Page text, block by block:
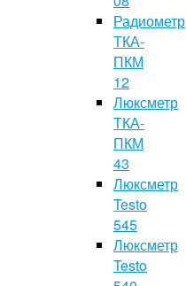
Радиометр
ТКА-
ПКМ
12
Люксметр
ТКА-
ПКМ
43
Люксметр
Testo
545
Люксметр
Testo